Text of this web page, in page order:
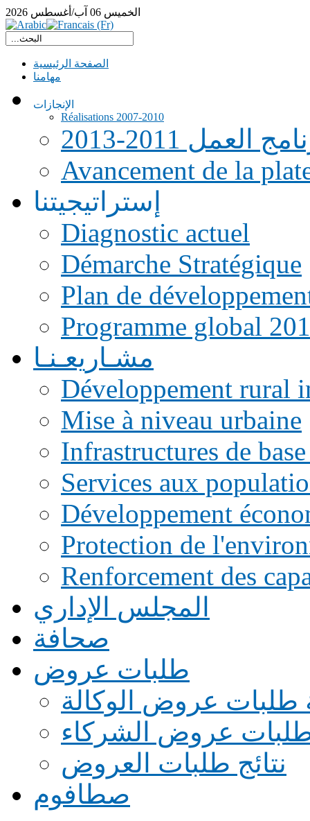
الخميس 06 آب/أغسطس 2026
الصفحة الرئيسية
مهامنا
الإنجازات
Réalisations 2007-2010
العمل 2011-2013
Avancement de la
إستراتيجيتنا
Diagnostic actuel
Démarche Stratégique
Plan de
Programme global
مشـاريعـنـا
Développement rural
Mise à niveau urbaine
Infrastructures de
Services aux
Développement
Protection de
Renforcement des
المجلس الإداري
صحافة
طلبات عروض
طلبات عروض الوكالة
طلبات عروض الشركاء
نتائج طلبات العروض
صطافوم